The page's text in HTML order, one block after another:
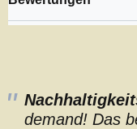
demand! Das